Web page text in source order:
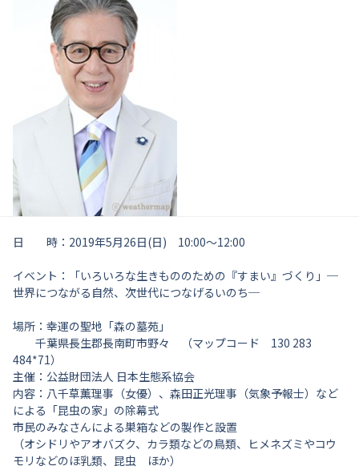
日 時：2019年5月26日(日) 10:00〜12:00
イベント：「いろいろな生きもののための『すまい』づくり」─
世界につながる自然、次世代につなげるいのち─
場所：幸運の聖地「森の墓苑」
千葉県長生郡長南町市野々 （マップコード 130 283
484*71）
主催：公益財団法人 日本生態系協会
内容：八千草薫理事（女優）、森田正光理事（気象予報士）など
による「昆虫の家」の除幕式
市民のみなさんによる巣箱などの製作と設置
（オシドリやアオバズク、カラ類などの鳥類、ヒメネズミやコウ
モリなどのほ乳類、昆虫 ほか）